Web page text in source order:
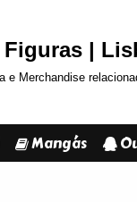
|
e Merchandise
Mangás